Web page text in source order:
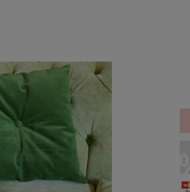
Następny
keyboard_arrow_right